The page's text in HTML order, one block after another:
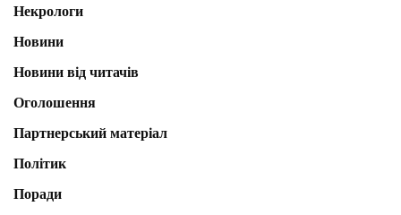
Некрологи
Новини
Новини від читачів
Оголошення
Партнерський матеріал
Політик
Поради